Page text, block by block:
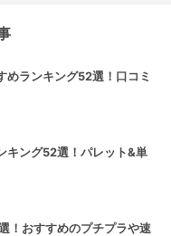
めランキング52選！口コミ
キング52選！パレット&単
！おすすめのプチプラや速